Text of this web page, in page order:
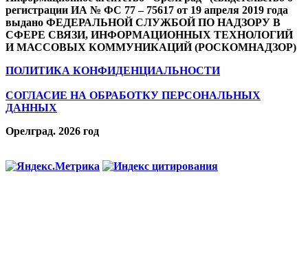
регистрации ИА № ФС 77 – 75617 от 19 апреля 2019 года
выдано ФЕДЕРАЛЬНОЙ СЛУЖБОЙ ПО НАДЗОРУ В
СФЕРЕ СВЯЗИ, ИНФОРМАЦИОННЫХ ТЕХНОЛОГИЙ
И МАССОВЫХ КОММУНИКАЦИЙ (РОСКОМНАДЗОР)
ПОЛИТИКА КОНФИДЕНЦИАЛЬНОСТИ
СОГЛАСИЕ НА ОБРАБОТКУ ПЕРСОНАЛЬНЫХ
ДАННЫХ
Орелград. 2026 год